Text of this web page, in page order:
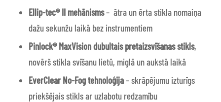
Ellip-tec® II mehānisms– ātra un ērta stikla nomaiņa
dažu sekunžu laikā bez instrumentiem
Pinlock® MaxVisiondubultais pretaizsvīšanas stikls,
novērš stikla svīšanu lietū, miglā un aukstā laikā
EverClear No-Fog tehnoloģija– skrāpējumu izturīgs
priekšējais stikls ar uzlabotu redzamību